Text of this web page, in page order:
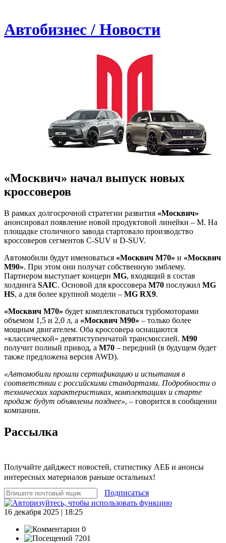
Автобизнес / Новости
«Москвич» начал выпуск новых
кроссоверов
В рамках долгосрочной стратегии развития «Москвич»
анонсировал появление новой продуктовой линейки – М. На
площадке столичного завода стартовало производство
кроссоверов сегментов C-SUV и D-SUV.
Автомобили будут именоваться «Москвич М70» и «Москвич
М90». При этом они получат собственную эмблему.
Партнером выступает концерн MG, входящий в состав
холдинга SAIC. Основой для кроссовера M70 послужил MG
HS, а для более крупной модели – MG RX9.
«Москвич М70» будет комплектоваться турбомоторами
объемом 1,5 и 2,0 л, а «Москвич M90» – только более
мощным двигателем. Оба кроссовера оснащаются
«классической» девятиступенчатой трансмиссией. М90
получит полный привод, а М70 – передний (в будущем будет
также предложена версия AWD).
«Автомобили прошли сертификацию и испытания в
соответствии с российскими стандартами. Подробности о
технических характеристиках, комплектациях и старте
продаж будут объявлены позднее», – говорится в сообщении
компании.
Рассылка
Получайте дайджест новостей, статистику АЕБ и анонсы
интересных материалов раньше остальных!
Подписаться
16 декабря 2025 | 18:25
0
7201